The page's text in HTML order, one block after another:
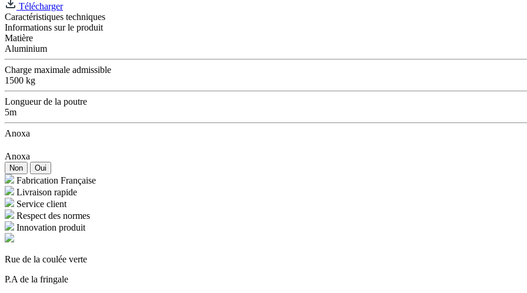
Télécharger
Caractéristiques techniques
Informations sur le produit
Matière
Aluminium
Charge maximale admissible
1500 kg
Longueur de la poutre
5m
Anoxa
Anoxa
Non Oui
Fabrication Française
Livraison rapide
Service client
Respect des normes
Innovation produit
Rue de la coulée verte
P.A de la fringale